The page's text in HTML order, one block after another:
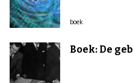
boek
Boek: De